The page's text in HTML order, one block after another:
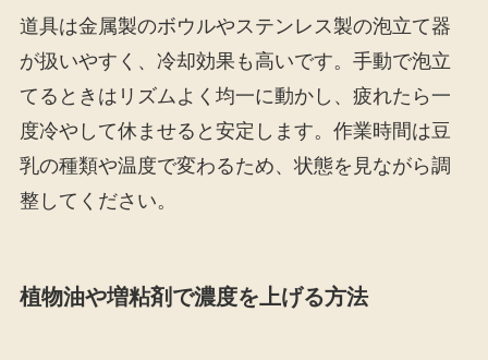
道具は金属製のボウルやステンレス製の泡立て器
が扱いやすく、冷却効果も高いです。手動で泡立
てるときはリズムよく均一に動かし、疲れたら一
度冷やして休ませると安定します。作業時間は豆
乳の種類や温度で変わるため、状態を見ながら調
整してください。
植物油や増粘剤で濃度を上げる方法